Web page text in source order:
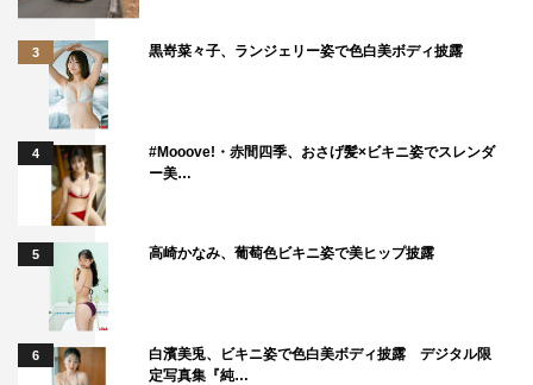
■番組オフィシャルサイト
（http://www.fujitv.co.jp/19sai/introduction/index.html）
岸井ゆきの
3 黒嵜菜々子、ランジェリー姿で色白美ボディ披露
4
#Mooove!・赤間四季、おさげ髪×ビキニ姿でスレンダ
ー美…
5 高崎かなみ、葡萄色ビキニ姿で美ヒップ披露
6
白濱美兎、ビキニ姿で色白美ボディ披露 デジタル限
定写真集『純…